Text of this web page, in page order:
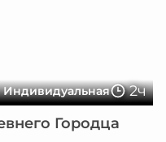
Индивидуальная 2ч
Городца